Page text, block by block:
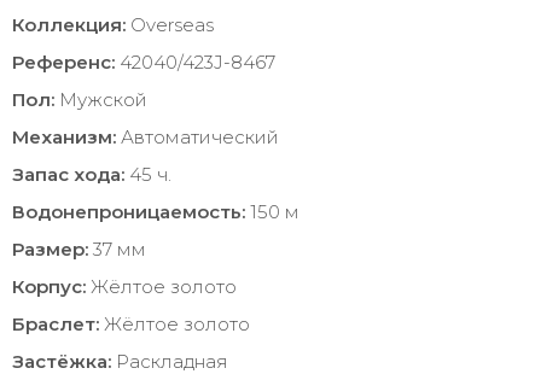
Коллекция: Overseas
Референс: 42040/423J-8467
Пол: Мужской
Механизм: Автоматический
Запас хода: 45 ч.
Водонепроницаемость: 150 м
Размер: 37 мм
Корпус: Жёлтое золото
Браслет: Жёлтое золото
Застёжка: Раскладная